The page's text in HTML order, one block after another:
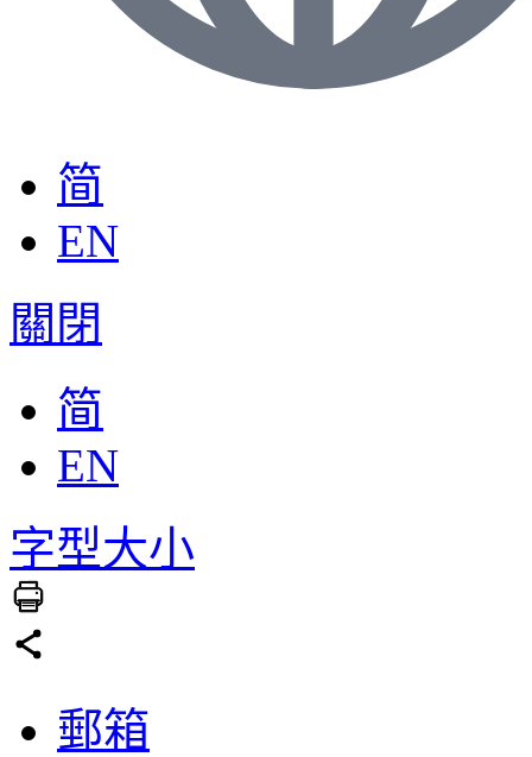
简
EN
關閉
简
EN
字型大小
郵箱